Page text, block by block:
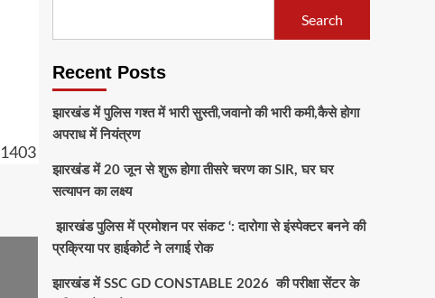
Search
Recent Posts
झारखंड में पुलिस गश्त में भारी सुस्ती,जवानो की भारी कमी,कैसे होगा
अपराध में नियंत्रण
झारखंड में 20 जून से शुरू होगा तीसरे चरण का SIR, घर घर
सत्यापन का लक्ष्य
झारखंड पुलिस में प्रमोशन पर संकट ‘: दारोगा से इंस्पेक्टर बनने की
प्रक्रिया पर हाईकोर्ट ने लगाई रोक
झारखंड में SSC GD CONSTABLE 2026 की परीक्षा सेंटर के